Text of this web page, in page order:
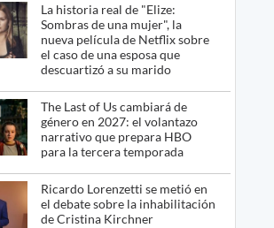
La historia real de "Elize:
Sombras de una mujer", la
nueva película de Netflix sobre
el caso de una esposa que
descuartizó a su marido
The Last of Us cambiará de
género en 2027: el volantazo
narrativo que prepara HBO
para la tercera temporada
Ricardo Lorenzetti se metió en
el debate sobre la inhabilitación
de Cristina Kirchner